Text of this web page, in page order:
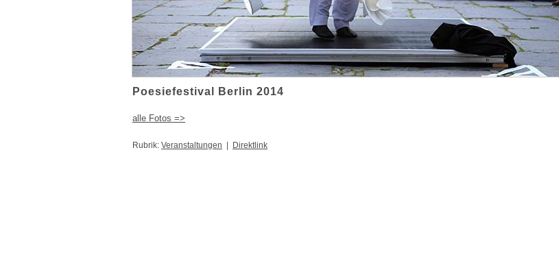
Poesiefestival Berlin 2014
alle Fotos =>
Rubrik: Veranstaltungen Direktlink